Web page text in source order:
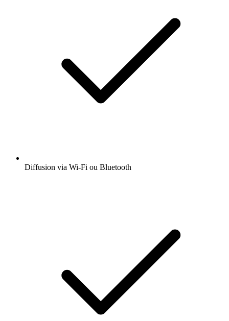
Diffusion via Wi-Fi ou Bluetooth